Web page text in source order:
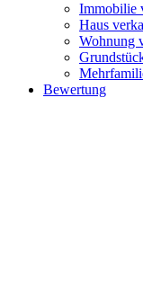
Immobilie
Haus
Wohnung
Bewertung